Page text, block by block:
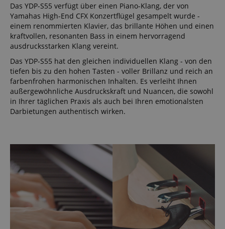
Das YDP-S55 verfügt über einen Piano-Klang, der von
Yamahas High-End CFX Konzertflügel gesampelt wurde -
einem renommierten Klavier, das brillante Höhen und einen
kraftvollen, resonanten Bass in einem hervorragend
ausdrucksstarken Klang vereint.
Das YDP-S55 hat den gleichen individuellen Klang - von den
tiefen bis zu den hohen Tasten - voller Brillanz und reich an
farbenfrohen harmonischen Inhalten. Es verleiht Ihnen
außergewöhnliche Ausdruckskraft und Nuancen, die sowohl
in Ihrer täglichen Praxis als auch bei Ihren emotionalsten
Darbietungen authentisch wirken.